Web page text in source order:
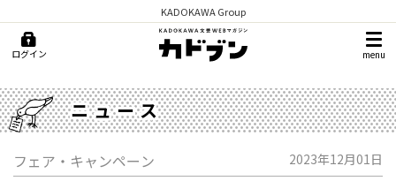
KADOKAWA Group
ログイン menu
ニュース
フェア・キャンペーン 2023年12月01日